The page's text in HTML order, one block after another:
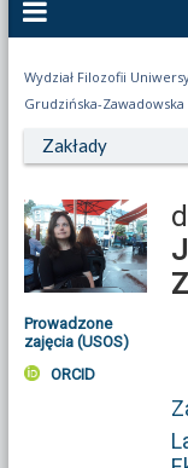
Wydział Filozofii
Grudzińska-Zawadowska
Zakłady
Prowadzone
zajęcia (USOS)
ORCID